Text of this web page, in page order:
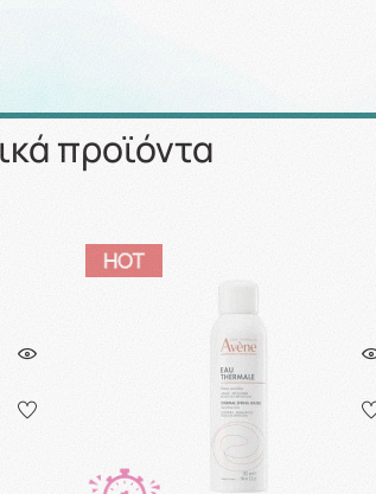
προϊόντα